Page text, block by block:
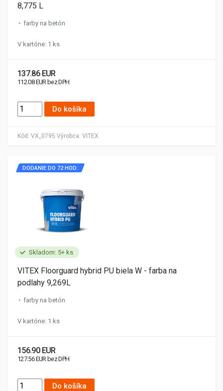
Kód: VX_0795 Výrobca: VITEX
8,775 L
farby na betón
V kartóne: 1 ks
137.86 EUR
112.08 EUR bez DPH
Do košíka
Skladom: 5+ ks
DODANIE DO 72 HOD.
VITEX Floorguard hybrid PU biela W - farba na
podlahy 9,269L
farby na betón
V kartóne: 1 ks
156.90 EUR
127.56 EUR bez DPH
Do košíka